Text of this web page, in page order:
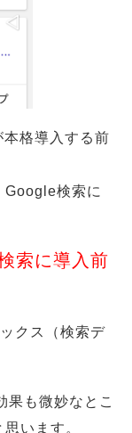
格導入する前
Google検索に
索に導入前
クス（検索デ
果も微妙なとこ
います。